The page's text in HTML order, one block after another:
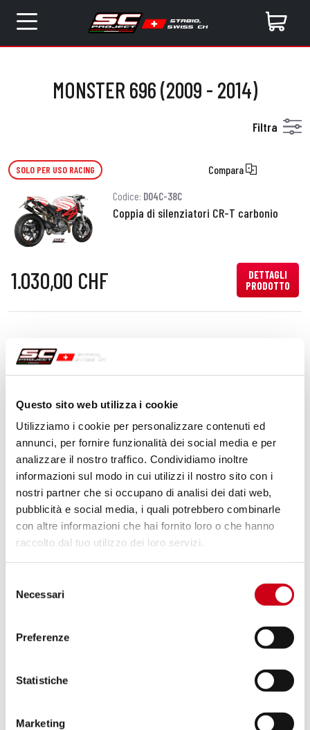
Questo sito web utilizza i cookie
Utilizziamo i cookie per personalizzare contenuti ed
annunci, per fornire funzionalità dei social media e per
analizzare il nostro traffico. Condividiamo inoltre
informazioni sul modo in cui utilizzi il nostro sito con i
nostri partner che si occupano di analisi dei dati web,
pubblicità e social media, i quali potrebbero combinarle
con altre informazioni che hai fornito loro o che hanno
raccolto dal tuo utilizzo dei loro servizi.
delNecessari
Preferenze
Statistiche
Marketing
MONSTER 696 (2009 - 2014)
Filtra
SOLO PER USO RACING Compara
Codice: D04C-38C
Coppia di silenziatori CR-T carbonio
1.030,00 CHF
DETTAGLI
PRODOTTO